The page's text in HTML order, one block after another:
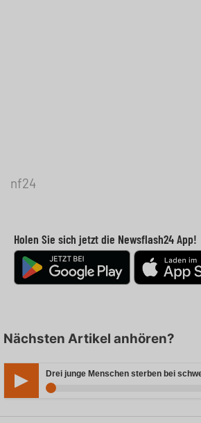
nf24
Holen Sie sich jetzt die Newsflash24 App!
Nächsten Artikel anhören?